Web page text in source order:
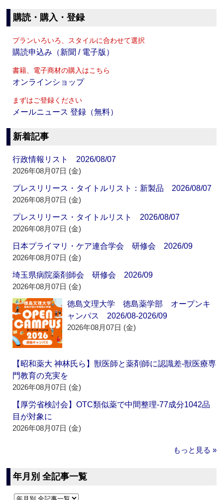
購読・購入・登録
プランいろいろ、スタイルに合わせて選択
購読申込み（新聞 / 電子版）
書籍、電子商材の購入はこちら
オンラインショップ
まずはご登録ください
メールニュース 登録（無料）
新着記事
行政情報リスト 2026/08/07
2026年08月07日 (金)
プレスリリース・タイトルリスト：新製品 2026/08/07
2026年08月07日 (金)
プレスリリース・タイトルリスト 2026/08/07
2026年08月07日 (金)
日本プライマリ・ケア連合学会 研修会 2026/09
2026年08月07日 (金)
埼玉県病院薬剤師会 研修会 2026/09
2026年08月07日 (金)
徳島文理大学 徳島薬学部 オープンキ
ャンパス 2026/08-2026/09
2026年08月07日 (金)
【昭和薬大 神林氏ら】獣医師と薬剤師に認識差‐獣医療専
門教育の充実を
2026年08月07日 (金)
【厚労省検討会】OTC類似薬で中間整理‐77成分1042品
目が対象に
2026年08月07日 (金)
もっと見る »
年月別 全記事一覧